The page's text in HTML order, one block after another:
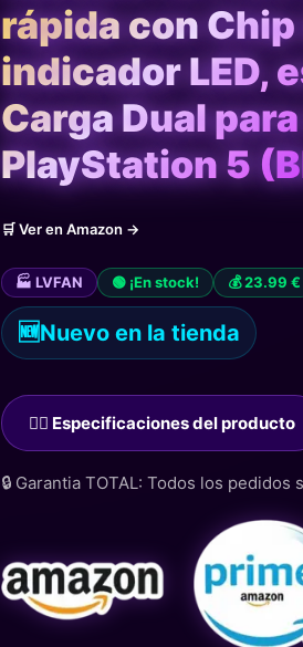
rápida con
indicador LED,
Carga Dual
PlayStation 5
🛒 Ver en Amazon →
🏭 LVFAN 🟢 ¡En stock! 💰 23.99 €
🆕Nuevo en la tienda
🙋‍♂️ Especificaciones del producto
🔒 Garantia TOTAL: Todos los